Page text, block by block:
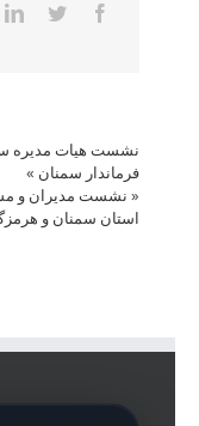
Facebook
Twitter
نشست هیات مدیره
فرماندار سمنان »
« نشست مدیران و
استان سمنان و